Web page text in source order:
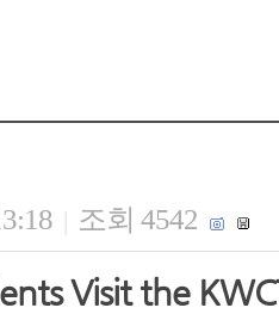
| 조회 4542
Visit the